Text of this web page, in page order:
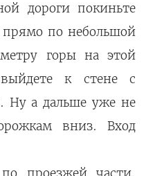
дороги покиньте
по небольшой
горы на этой
к стене с
Ну а дальше уже не
вниз. Вход